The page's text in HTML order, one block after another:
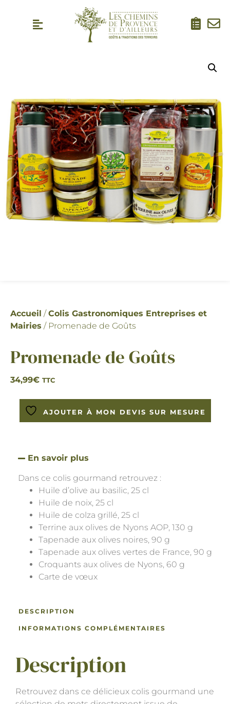
Accueil /Colis Gastronomiques Entreprises et
Mairies / Promenade de Goûts
Promenade de Goûts
34,99€ TTC
AJOUTER À MON DEVIS SUR MESURE
En savoir plus
Dans ce colis gourmand retrouvez :
Huile d’olive au basilic, 25 cl
Huile de noix, 25 cl
Huile de colza grillé, 25 cl
Terrine aux olives de Nyons AOP, 130 g
Tapenade aux olives noires, 90 g
Tapenade aux olives vertes de France, 90 g
Croquants aux olives de Nyons, 60 g
Carte de vœux
DESCRIPTION
INFORMATIONS COMPLÉMENTAIRES
Description
Retrouvez dans ce délicieux colis gourmand une